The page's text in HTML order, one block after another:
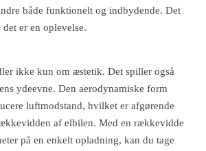
både funktionelt og indbydende. Det
er en oplevelse.
ikke kun om æstetik. Det spiller også
ydeevne. Den aerodynamiske form
luftmodstand, hvilket er afgørende
af elbilen. Med en rækkevidde
på en enkelt opladning, kan du tage